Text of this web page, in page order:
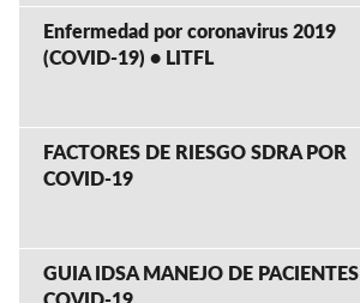
Enfermedad por coronavirus 2019
(COVID-19) • LITFL
FACTORES DE RIESGO SDRA POR
COVID-19
GUIA IDSA MANEJO DE PACIENTES